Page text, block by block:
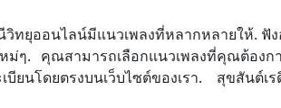
วิทยุออนไลน์มีแนวเพลงที่หลากหลายให้. ฟั
ๆ. คุณสามารถเลือกแนวเพลงที่คุณต้องก
เบียนโดยตรงบนเว็บไซต์ของเรา. สุขสัน